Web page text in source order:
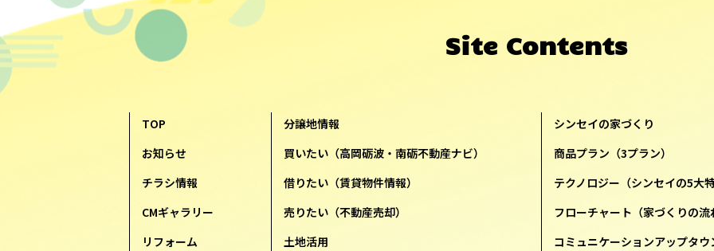
Site Contents
TOP
お知らせ
チラシ情報
CMギャラリー
リフォーム
分譲地情報
買いたい（高岡砺波・南砺不動産ナビ）
借りたい（賃貸物件情報）
売りたい（不動産売却）
土地活用
シンセイの家づくり
商品プラン（3プラン）
テクノロジー（シンセイの5大
フローチャート（家づくりの流
コミュニケーションアップタウ